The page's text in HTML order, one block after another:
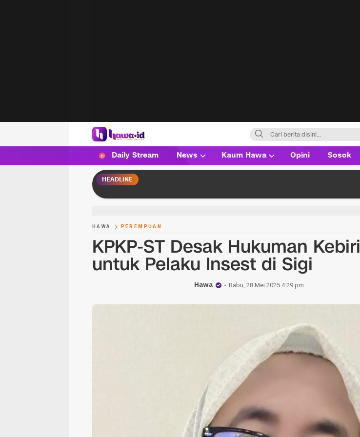
HAWA
Haluan Wanita Indonesia
Daily Stream News Kaum Hawa Opini Sosok
HEADLINE
HAWA PEREMPUAN
KPKP-ST Desak Hukuman Kebiri
untuk Pelaku Insest di Sigi
Hawa Rabu, 28 Mei 2025 4:29 pm